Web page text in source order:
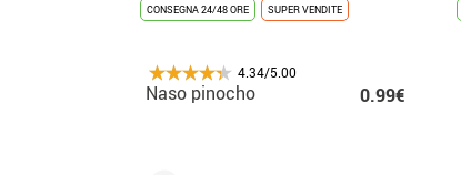
CONSEGNA 24/48 ORE SUPER VENDITE
4.34/5.00
Naso pinocho 0.99€